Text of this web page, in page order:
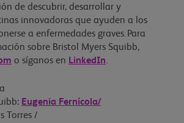
de descubrir, desarrollar y
innovadoras que ayuden a los
a enfermedades graves. Para
sobre Bristol Myers Squibb,
o síganos en LinkedIn.
Eugenia Fernícola/
Torres /